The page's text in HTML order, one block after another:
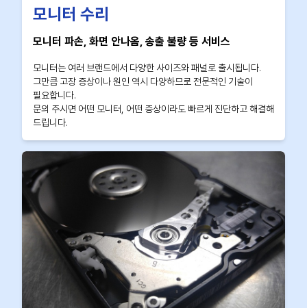
모니터 수리
모니터 파손, 화면 안나옴, 송출 불량 등 서비스
모니터는 여러 브랜드에서 다양한 사이즈와 패널로 출시됩니다.
그만큼 고장 증상이나 원인 역시 다양하므로 전문적인 기술이
필요합니다.
문의 주시면 어떤 모니터, 어떤 증상이라도 빠르게 진단하고 해결해
드립니다.